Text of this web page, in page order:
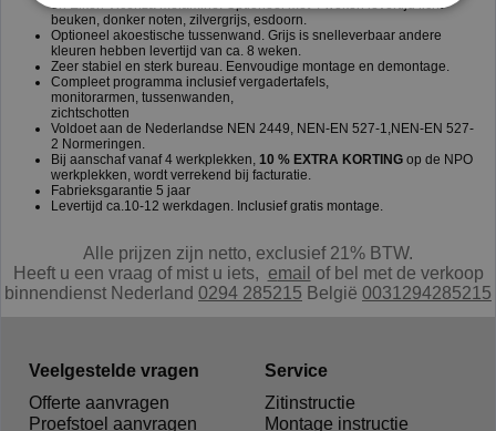
en Eiken Vicenza melamine. Optioneel met 4 weken levertijd licht
beuken, donker noten, zilvergrijs, esdoorn.
Optioneel akoestische tussenwand. Grijs is snelleverbaar andere
kleuren hebben levertijd van ca. 8 weken.
Zeer stabiel en sterk bureau. Eenvoudige montage en demontage.
Compleet programma inclusief vergadertafels,
monitorarmen, tussenwanden,
zichtschotten
Voldoet aan de Nederlandse NEN 2449, NEN-EN 527-1,NEN-EN 527-
2 Normeringen.
Bij aanschaf vanaf 4 werkplekken, 10 % EXTRA KORTINGop de NPO
werkplekken, wordt verrekend bij facturatie.
Fabrieksgarantie 5 jaar
Levertijd ca.10-12 werkdagen. Inclusief gratis montage.
Alle prijzen zijn netto, exclusief 21% BTW.
Heeft u een vraag of mist u iets, email of bel met de verkoop
binnendienst Nederland 0294 285215 België 0031294285215
Veelgestelde vragen
Offerte aanvragen
Proefstoel aanvragen
Service
Zitinstructie
Montage instructie